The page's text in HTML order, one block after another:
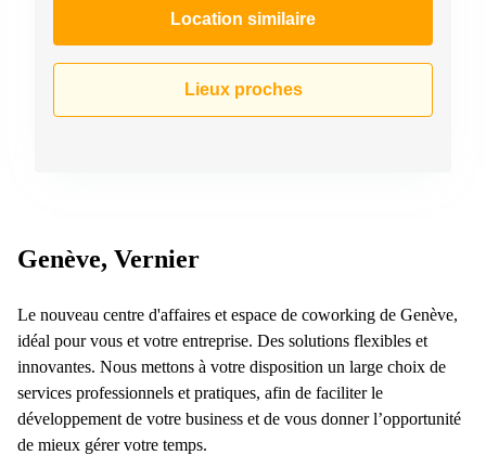
de la
Drance 2
Route
Pièce
1
10 Zürich
Location similaire
Lieux proches
Genève, Vernier
Le nouveau centre d'affaires et espace de coworking de Genève,
idéal pour vous et votre entreprise. Des solutions flexibles et
innovantes. Nous mettons à votre disposition un large choix de
services professionnels et pratiques, afin de faciliter le
développement de votre business et de vous donner l’opportunité
de mieux gérer votre temps.